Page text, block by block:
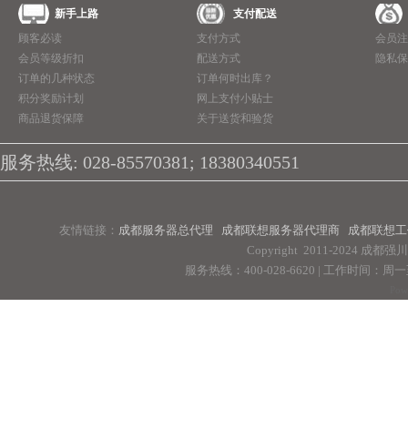
新手上路
顾客必读
会员等级折扣
订单的几种状态
积分奖励计划
商品退货保障
支付配送
支付方式
配送方式
订单何时出库？
网上支付小贴士
关于送货和验货
会员
隐私
服务热线: 028-85570381; 18380340551
友情链接： 成都服务器总代理 成都联想服务器代理商
成都联想
Copyright 2011-2024 成都强
服务热线：400-028-6620 | 工作时间：周